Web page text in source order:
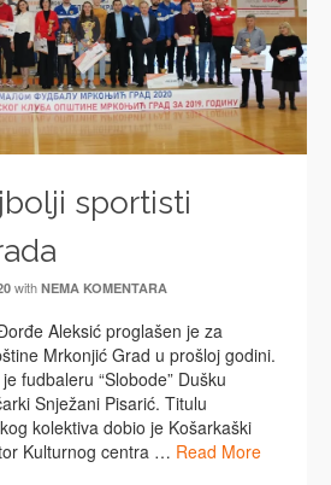
sportisti
with NEMA KOMENTARA
Aleksić proglašen je za
Mrkonjić Grad u prošloj godini.
fudbaleru “Slobode” Dušku
Snježani Pisarić. Titulu
kolektiva dobio je Košarkaški
Kulturnog centra … Read More